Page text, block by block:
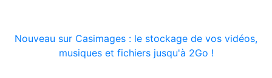
Nouveau sur Casimages : le stockage de vos vidéos,
musiques et fichiers jusqu'à 2Go !